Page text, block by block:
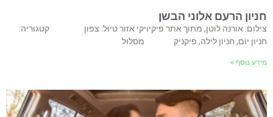
חניון הרעם אלוני הבשן
צילום: אורנה לוטן, מתוך אתר פיקיויקי אזור טיול: צפון קטגוריה:
חניון יום, חניון לילה, פיקניק מסלול
מידע נוסף »